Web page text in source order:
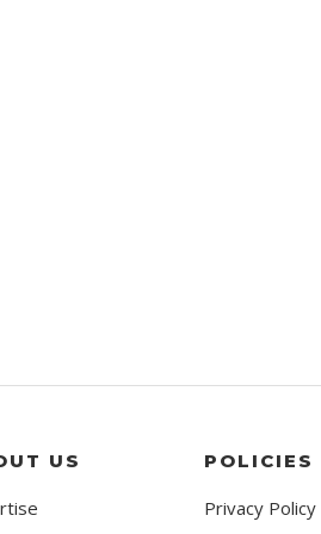
US POLICIES
Privacy Policy